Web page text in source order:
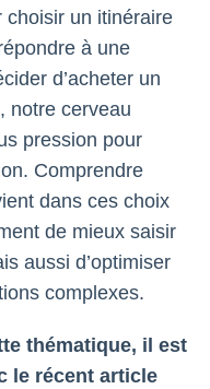
choisir un itinéraire
à une
d’acheter un
notre cerveau
pression pour
Comprendre
dans ces choix
de mieux saisir
aussi d’optimiser
complexes.
thématique, il est
le récent article